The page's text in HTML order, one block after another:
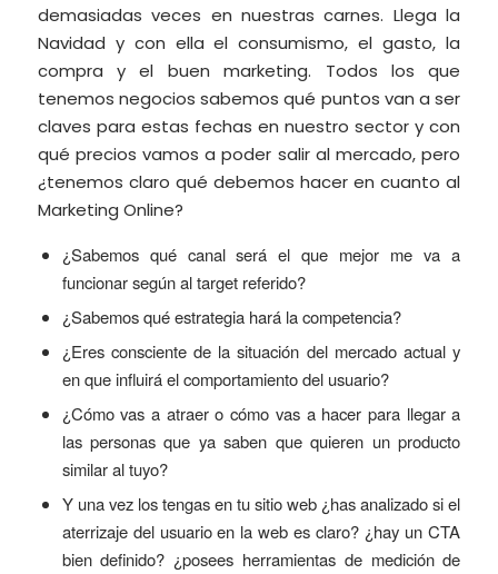
demasiadas veces en nuestras carnes. Llega la
Navidad y con ella el consumismo, el gasto, la
compra y el buen marketing. Todos los que
tenemos negocios sabemos qué puntos van a ser
claves para estas fechas en nuestro sector y con
qué precios vamos a poder salir al mercado, pero
¿tenemos claro qué debemos hacer en cuanto al
Marketing Online?
¿Sabemos qué canal será el que mejor me va a
funcionar según al target referido?
¿Sabemos qué estrategia hará la competencia?
¿Eres consciente de la situación del mercado actual y
en que influirá el comportamiento del usuario?
¿Cómo vas a atraer o cómo vas a hacer para llegar a
las personas que ya saben que quieren un producto
similar al tuyo?
Y una vez los tengas en tu sitio web ¿has analizado si el
aterrizaje del usuario en la web es claro? ¿hay un CTA
bien definido? ¿posees herramientas de medición de